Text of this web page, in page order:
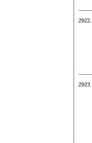
2922.
2923.